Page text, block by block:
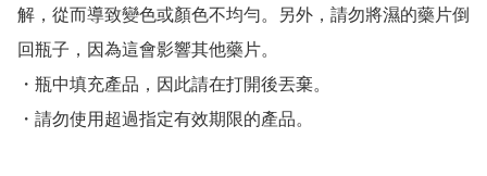
解，從而導致變色或顏色不均勻。另外，請勿將濕的藥片倒
回瓶子，因為這會影響其他藥片。
・瓶中填充產品，因此請在打開後丟棄。